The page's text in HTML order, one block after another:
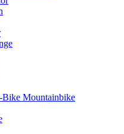
Mountainbike